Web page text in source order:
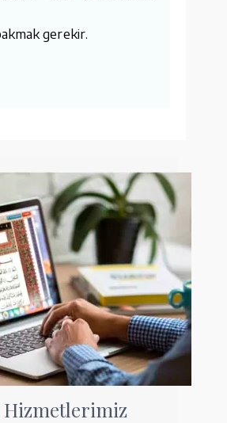
gerekir.